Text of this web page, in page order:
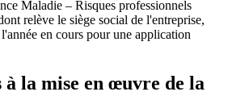
Maladie – Risques professionnels
relève le siège social de l'entreprise,
en cours pour une application
à la mise en œuvre de la